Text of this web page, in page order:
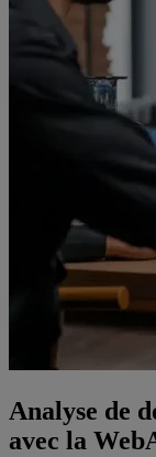
Analyse de
avec la